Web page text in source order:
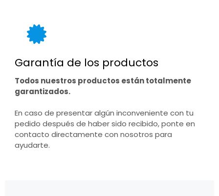
Garantía de los productos
Todos nuestros productos están totalmente
garantizados.
En caso de presentar algún inconveniente con tu
pedido después de haber sido recibido, ponte en
contacto directamente con nosotros para
ayudarte.